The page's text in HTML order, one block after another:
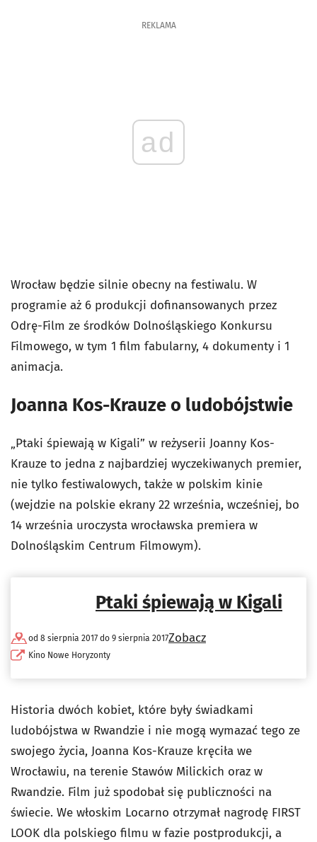
REKLAMA
ad
Wrocław będzie silnie obecny na festiwalu. W
programie aż 6 produkcji dofinansowanych przez
Odrę-Film ze środków Dolnośląskiego Konkursu
Filmowego, w tym 1 film fabularny, 4 dokumenty i 1
animacja.
Joanna Kos-Krauze o ludobójstwie
„Ptaki śpiewają w Kigali” w reżyserii Joanny Kos-
Krauze to jedna z najbardziej wyczekiwanych premier,
nie tylko festiwalowych, także w polskim kinie
(wejdzie na polskie ekrany 22 września, wcześniej, bo
14 września uroczysta wrocławska premiera w
Dolnośląskim Centrum Filmowym).
Ptaki śpiewają w Kigali
od 8 sierpnia 2017 do 9 sierpnia 2017
Kino Nowe Horyzonty
Zobacz
Historia dwóch kobiet, które były świadkami
ludobójstwa w Rwandzie i nie mogą wymazać tego ze
swojego życia, Joanna Kos-Krauze kręciła we
Wrocławiu, na terenie Stawów Milickich oraz w
Rwandzie. Film już spodobał się publiczności na
świecie. We włoskim Locarno otrzymał nagrodę FIRST
LOOK dla polskiego filmu w fazie postprodukcji, a